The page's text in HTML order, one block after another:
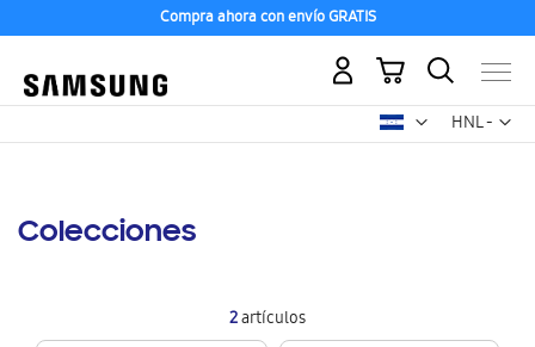
Compra ahora con envío GRATIS
HNL -
lempira
Mi carrito
Colecciones
2artículos